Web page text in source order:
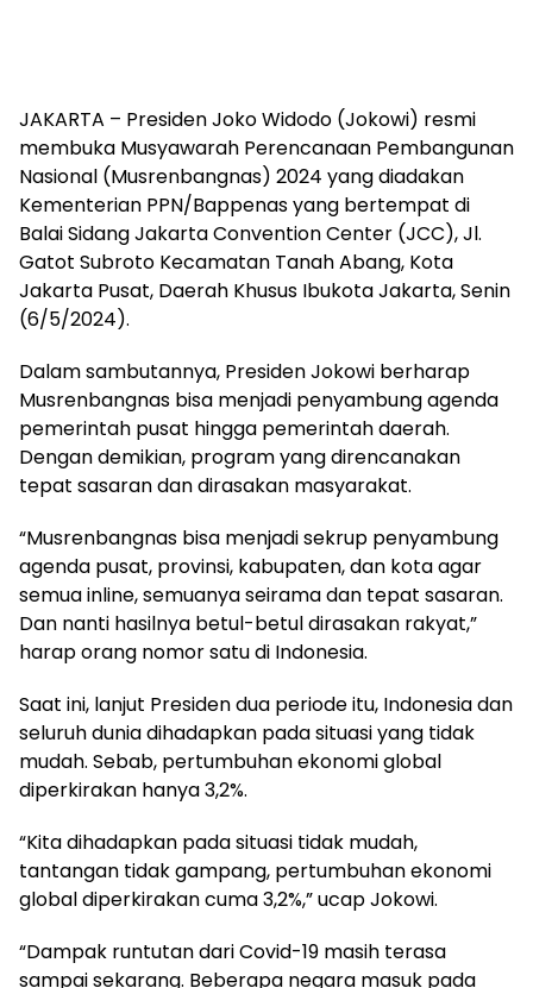
JAKARTA – Presiden Joko Widodo (Jokowi) resmi
membuka Musyawarah Perencanaan Pembangunan
Nasional (Musrenbangnas) 2024 yang diadakan
Kementerian PPN/Bappenas yang bertempat di
Balai Sidang Jakarta Convention Center (JCC), Jl.
Gatot Subroto Kecamatan Tanah Abang, Kota
Jakarta Pusat, Daerah Khusus Ibukota Jakarta, Senin
(6/5/2024).
Dalam sambutannya, Presiden Jokowi berharap
Musrenbangnas bisa menjadi penyambung agenda
pemerintah pusat hingga pemerintah daerah.
Dengan demikian, program yang direncanakan
tepat sasaran dan dirasakan masyarakat.
“Musrenbangnas bisa menjadi sekrup penyambung
agenda pusat, provinsi, kabupaten, dan kota agar
semua inline, semuanya seirama dan tepat sasaran.
Dan nanti hasilnya betul-betul dirasakan rakyat,”
harap orang nomor satu di Indonesia.
Saat ini, lanjut Presiden dua periode itu, Indonesia dan
seluruh dunia dihadapkan pada situasi yang tidak
mudah. Sebab, pertumbuhan ekonomi global
diperkirakan hanya 3,2%.
“Kita dihadapkan pada situasi tidak mudah,
tantangan tidak gampang, pertumbuhan ekonomi
global diperkirakan cuma 3,2%,” ucap Jokowi.
“Dampak runtutan dari Covid-19 masih terasa
sampai sekarang. Beberapa negara masuk pada